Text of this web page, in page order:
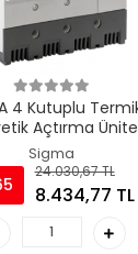
4 Kutuplu
Açtırma
Tip AG Devre Kesici
Sigma
24.030,67 TL
8.434,77 TL